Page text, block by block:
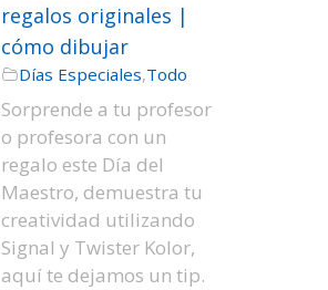
regalos originales |
cómo dibujar
Días Especiales,Todo
Sorprende a tu profesor
o profesora con un
regalo este Día del
Maestro, demuestra tu
creatividad utilizando
Signal y Twister Kolor,
aquí te dejamos un tip.